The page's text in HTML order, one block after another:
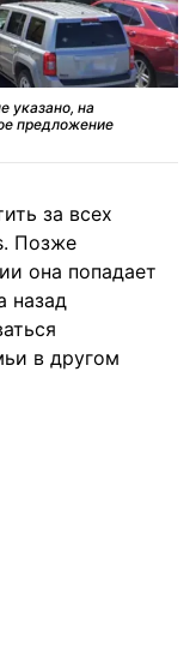
указано, на
предложение
за всех
Позже
она попадает
назад
в другом